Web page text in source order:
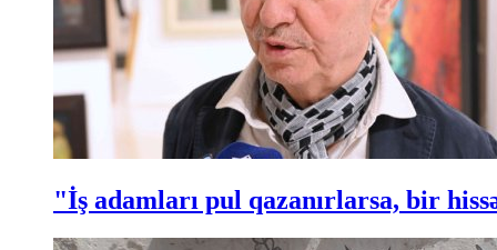
"İş adamları pul qazanırlarsa, bir